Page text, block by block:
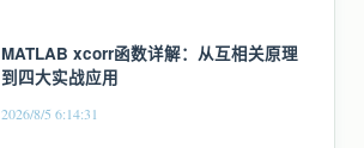
MATLAB xcorr函数详解：从互相关原理
到四大实战应用
2026/8/5 6:14:31